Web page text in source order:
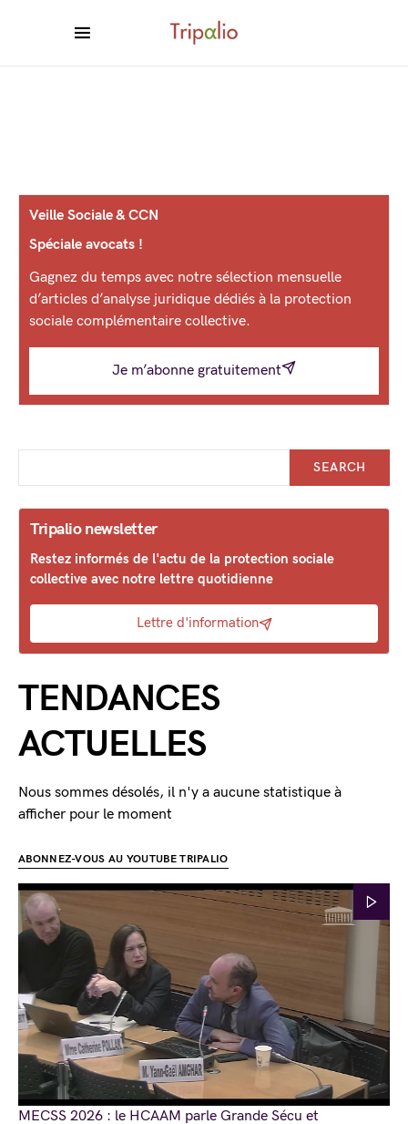
Veille Sociale & CCN
Spéciale avocats !
Gagnez du temps avec notre sélection mensuelle
d’articles d’analyse juridique dédiés à la protection
sociale complémentaire collective.
Je m’abonne gratuitement
SEARCH
Tripalio newsletter
Restez informés de l'actu de la protection sociale
collective avec notre lettre quotidienne
Lettre d'information
TENDANCES
ACTUELLES
Nous sommes désolés, il n'y a aucune statistique à
afficher pour le moment
ABONNEZ-VOUS AU YOUTUBE TRIPALIO
MECSS 2026 : le HCAAM parle Grande Sécu et